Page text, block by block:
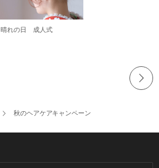
晴れの日 成人式
秋のヘアケアキャンペーン